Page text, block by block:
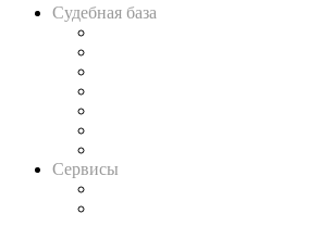
Судебная база
Сервисы